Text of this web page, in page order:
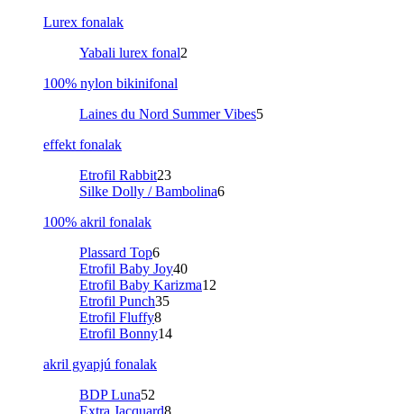
Lurex fonalak
Yabali lurex fonal2
100% nylon bikinifonal
Laines du Nord Summer Vibes5
effekt fonalak
Etrofil Rabbit23
Silke Dolly / Bambolina6
100% akril fonalak
Plassard Top6
Etrofil Baby Joy40
Etrofil Baby Karizma12
Etrofil Punch35
Etrofil Fluffy8
Etrofil Bonny14
akril gyapjú fonalak
BDP Luna52
Extra Jacquard8